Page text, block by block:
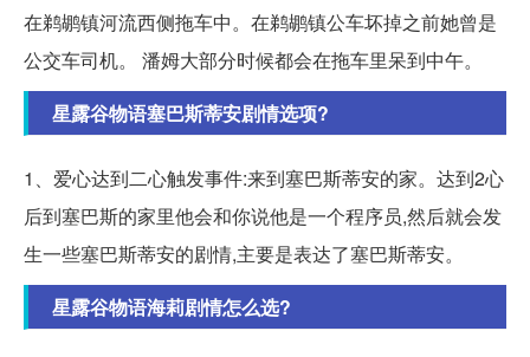
在鹈鹕镇河流西侧拖车中。在鹈鹕镇公车坏掉之前她曾是
公交车司机。 潘姆大部分时候都会在拖车里呆到中午。
星露谷物语塞巴斯蒂安剧情选项?
1、爱心达到二心触发事件:来到塞巴斯蒂安的家。达到2心
后到塞巴斯的家里他会和你说他是一个程序员,然后就会发
生一些塞巴斯蒂安的剧情,主要是表达了塞巴斯蒂安。
星露谷物语海莉剧情怎么选?